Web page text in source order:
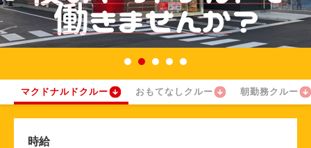
マクドナルドクルー おもてなしクルー 朝勤務クルー
時給